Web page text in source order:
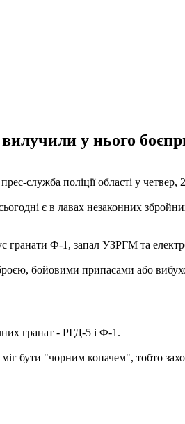
у нього
прес-служба поліції області у четвер,
є в лавах незаконних
гранати Ф-1, запал УЗРГМ та
бойовими припасами або
гранат - РГД-5 і Ф-1.
бути "чорним копачем", тобто